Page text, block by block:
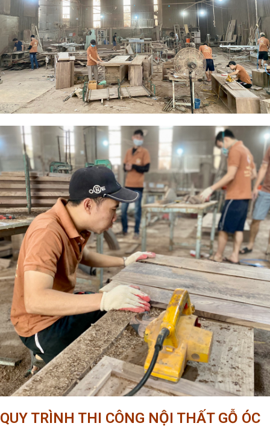
QUY TRÌNH THI CÔNG NỘI THẤT GỖ ÓC